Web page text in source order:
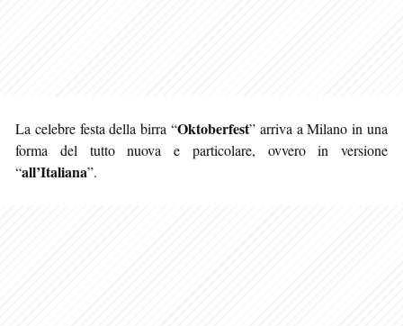
La celebre festa della birra “Oktoberfest” arriva a Milano in una
forma del tutto nuova e particolare, ovvero in versione
“all’Italiana”.